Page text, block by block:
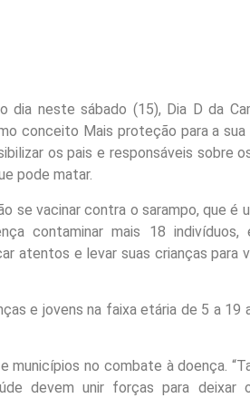
neste sábado (15), Dia D da
conceito Mais proteção para a sua
os pais e responsáveis sobre
pode matar.
se vacinar contra o sarampo, que é
contaminar mais 18 indivíduos,
atentos e levar suas crianças para
e jovens na faixa etária de 5 a 19
no combate à doença.
devem unir forças para deixar